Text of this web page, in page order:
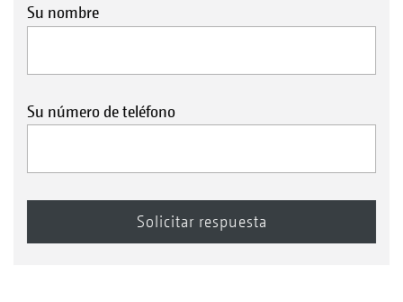
Su nombre
Su número de teléfono